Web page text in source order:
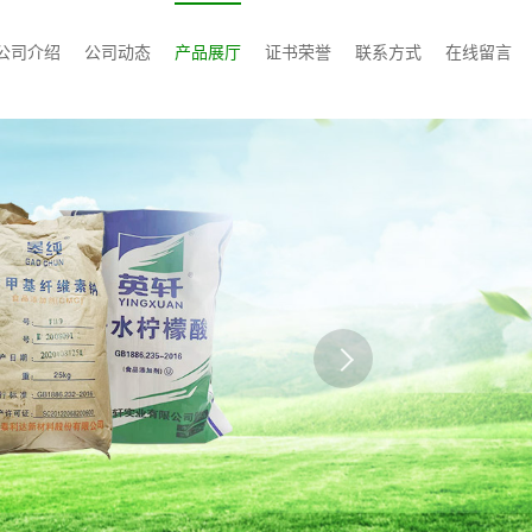
司介绍 公司动态 产品展厅 证书荣誉 联系方式 在线留言